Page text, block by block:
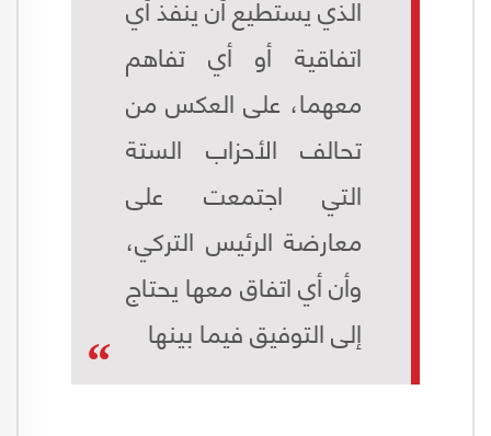
الذي يستطيع أن ينفذ أي
اتفاقية أو أي تفاهم
معهما، على العكس من
تحالف الأحزاب الستة
التي اجتمعت على
معارضة الرئيس التركي،
وأن أي اتفاق معها يحتاج
إلى التوفيق فيما بينها